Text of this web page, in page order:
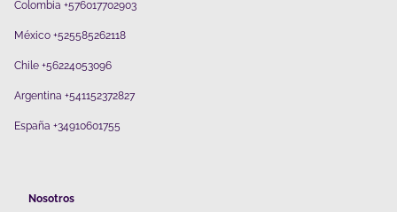
Colombia +576017702903
México +525585262118
Chile +56224053096
Argentina +541152372827
España +34910601755
Nosotros